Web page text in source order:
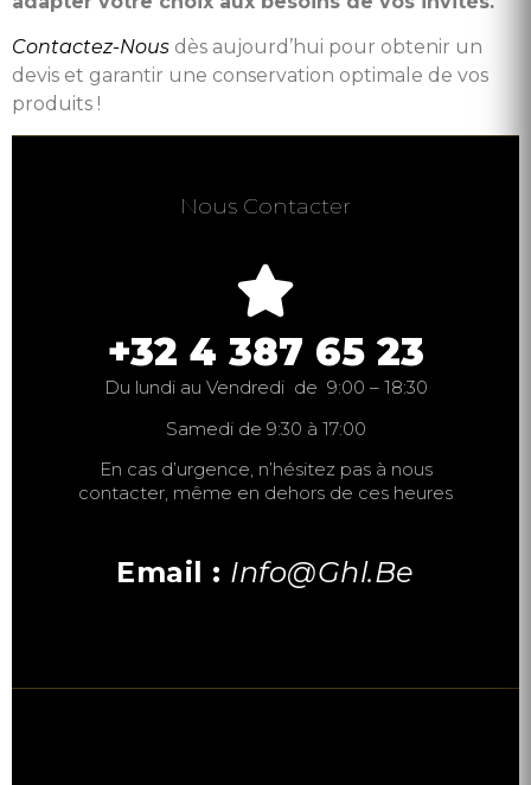
Contactez-Nous dès aujourd’hui pour obtenir un
devis et garantir une conservation optimale de vos
produits !
Nous Contacter
+32 4 387 65 23
Du lundi au Vendredi de 9:00 – 18:30
Samedi de 9:30 à 17:00
En cas d’urgence, n’hésitez pas à nous
contacter, même en dehors de ces heures
Email : Info@ghl.be